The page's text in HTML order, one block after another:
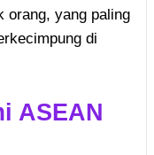
orang, yang paling
di
ASEAN